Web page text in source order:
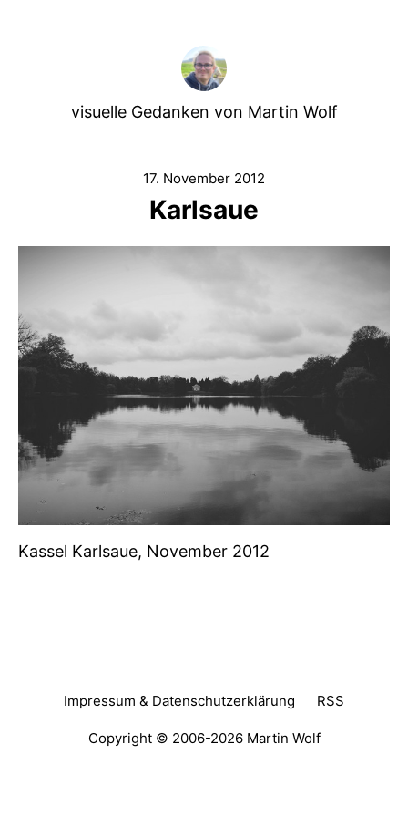
visuelle Gedanken von Martin Wolf
17. November 2012
Karlsaue
Kassel Karlsaue, November 2012
Impressum & Datenschutzerklärung RSS
Copyright © 2006-2026 Martin Wolf